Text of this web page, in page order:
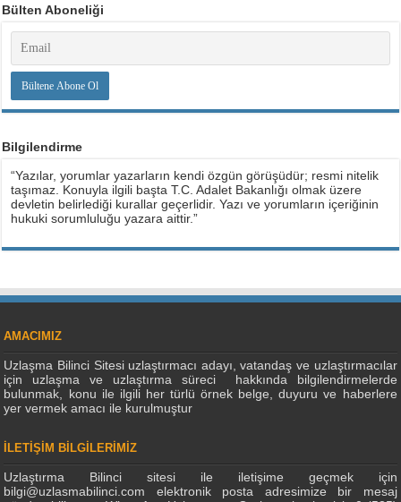
Bülten Aboneliği
Bilgilendirme
“Yazılar, yorumlar yazarların kendi özgün görüşüdür; resmi nitelik
taşımaz. Konuyla ilgili başta T.C. Adalet Bakanlığı olmak üzere
devletin belirlediği kurallar geçerlidir. Yazı ve yorumların içeriğinin
hukuki sorumluluğu yazara aittir.”
AMACIMIZ
Uzlaşma Bilinci Sitesi uzlaştırmacı adayı, vatandaş ve uzlaştırmacılar
için uzlaşma ve uzlaştırma süreci hakkında bilgilendirmelerde
bulunmak, konu ile ilgili her türlü örnek belge, duyuru ve haberlere
yer vermek amacı ile kurulmuştur
İLETİŞİM BİLGİLERİMİZ
Uzlaştırma Bilinci sitesi ile iletişime geçmek için
bilgi@uzlasmabilinci.com elektronik posta adresimize bir mesaj